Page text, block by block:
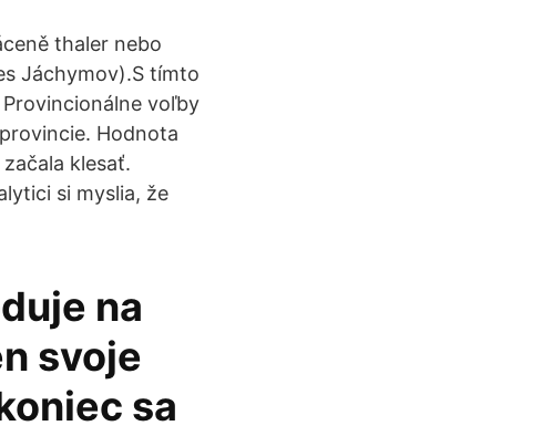
thaler nebo
Jáchymov).S tímto
voľby
Hodnota
klesať.
si myslia, že
na
svoje
sa